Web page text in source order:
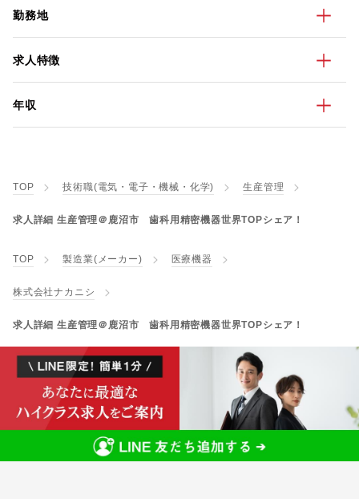
勤務地
求人特徴
年収
TOP 技術職(電気・電子・機械・化学) 生産管理
求人詳細 生産管理＠鹿沼市 歯科用精密機器世界TOPシェア！
TOP 製造業(メーカー) 医療機器
株式会社ナカニシ
求人詳細 生産管理＠鹿沼市 歯科用精密機器世界TOPシェア！